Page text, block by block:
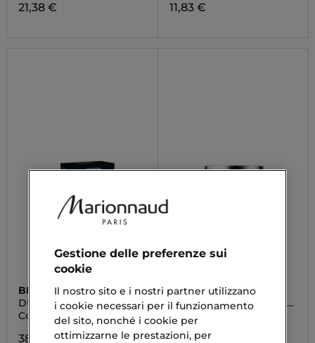
21,38 € 11,83 €
BIOTHERM
DUO DAY CONTROL
Cofanetto Regalo
38,17 €
BIOTHERM
BLUE THERAPY AMBER
ALGAE REVITALIZE
Crema Notte
79,03 €
Gestione delle preferenze sui
cookie
Il nostro sito e i nostri partner utilizzano
i cookie necessari per il funzionamento
del sito, nonché i cookie per
ottimizzarne le prestazioni, per